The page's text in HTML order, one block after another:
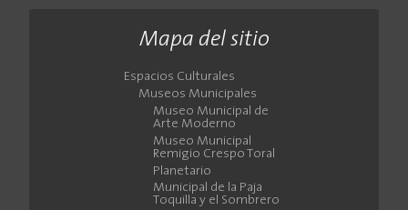
Mapa del sitio
Espacios Culturales
Museos Municipales
Museo Municipal de
Arte Moderno
Museo Municipal
Remigio Crespo Toral
Planetario
Municipal de la Paja
Toquilla y el Sombrero